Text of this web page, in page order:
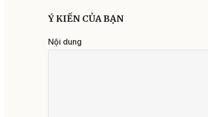
Ý KIẾN CỦA BẠN
Nội dung